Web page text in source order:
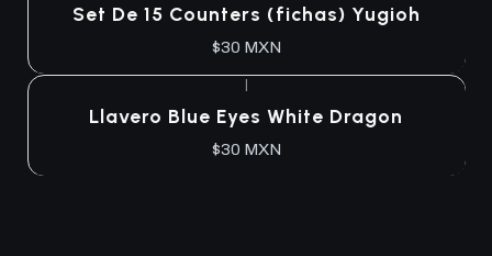
Set De 15 Counters (fichas) Yugioh
$30 MXN
Llavero Blue Eyes White Dragon
$30 MXN